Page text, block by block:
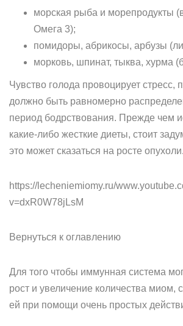
морская рыба и морепродукты
Омега 3);
помидоры, абрикосы, арбузы
морковь, шпинат, тыква, хурма
Чувство голода провоцирует стресс,
должно быть равномерно
период бодрствования. Прежде чем
какие-либо жесткие диеты, стоит
это может сказаться на росте опухоли.
https://lecheniemiomy.ru/
v=dxR0W78jLsM
Вернуться к оглавлению
Для того чтобы иммунная система
рост и увеличение количества миом,
ей при помощи очень простых